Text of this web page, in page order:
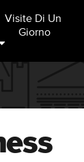
Visite Di Un
Giorno